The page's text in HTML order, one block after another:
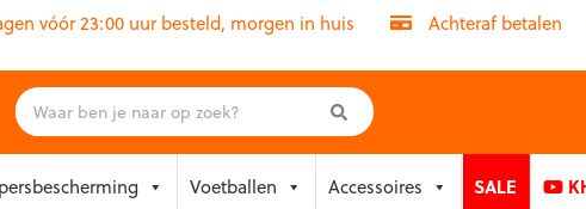
vóór 23:00 uur besteld, morgen in huis Achteraf betalen
Voetballen Accessoires SALE